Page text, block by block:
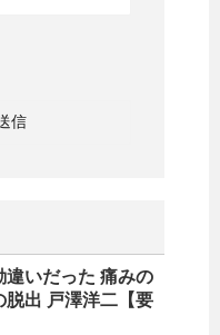
違いだった 痛みの
脱出 戸澤洋二【要